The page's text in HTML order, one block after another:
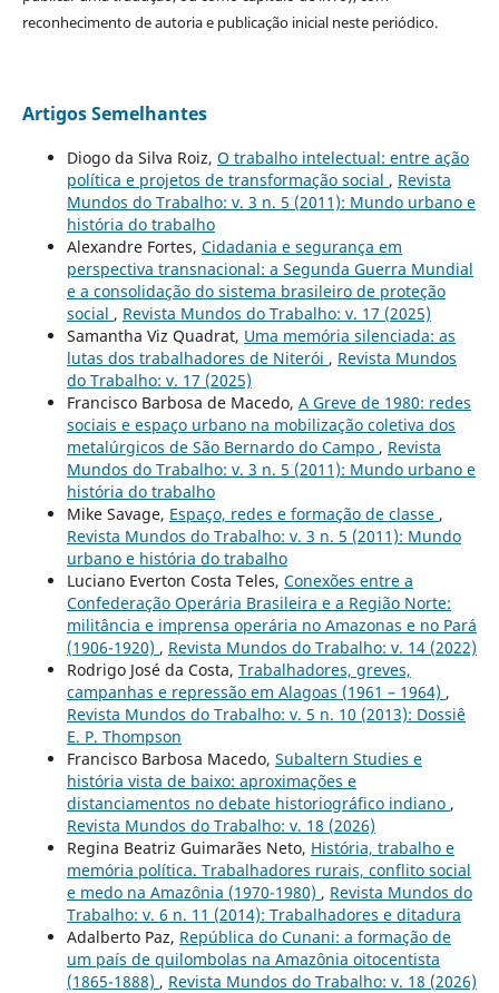
reconhecimento de autoria e publicação inicial neste periódico.
Artigos Semelhantes
Diogo da Silva Roiz, O trabalho intelectual: entre ação
política e projetos de transformação social , Revista
Mundos do Trabalho: v. 3 n. 5 (2011): Mundo urbano e
história do trabalho
Alexandre Fortes, Cidadania e segurança em
perspectiva transnacional: a Segunda Guerra Mundial
e a consolidação do sistema brasileiro de proteção
social , Revista Mundos do Trabalho: v. 17 (2025)
Samantha Viz Quadrat, Uma memória silenciada: as
lutas dos trabalhadores de Niterói , Revista Mundos
do Trabalho: v. 17 (2025)
Francisco Barbosa de Macedo, A Greve de 1980: redes
sociais e espaço urbano na mobilização coletiva dos
metalúrgicos de São Bernardo do Campo , Revista
Mundos do Trabalho: v. 3 n. 5 (2011): Mundo urbano e
história do trabalho
Mike Savage, Espaço, redes e formação de classe ,
Revista Mundos do Trabalho: v. 3 n. 5 (2011): Mundo
urbano e história do trabalho
Luciano Everton Costa Teles, Conexões entre a
Confederação Operária Brasileira e a Região Norte:
militância e imprensa operária no Amazonas e no Pará
(1906-1920) , Revista Mundos do Trabalho: v. 14 (2022)
Rodrigo José da Costa, Trabalhadores, greves,
campanhas e repressão em Alagoas (1961 – 1964) ,
Revista Mundos do Trabalho: v. 5 n. 10 (2013): Dossiê
E. P. Thompson
Francisco Barbosa Macedo, Subaltern Studies e
história vista de baixo: aproximações e
distanciamentos no debate historiográfico indiano ,
Revista Mundos do Trabalho: v. 18 (2026)
Regina Beatriz Guimarães Neto, História, trabalho e
memória política. Trabalhadores rurais, conflito social
e medo na Amazônia (1970-1980) , Revista Mundos do
Trabalho: v. 6 n. 11 (2014): Trabalhadores e ditadura
Adalberto Paz, República do Cunani: a formação de
um país de quilombolas na Amazônia oitocentista
(1865-1888) , Revista Mundos do Trabalho: v. 18 (2026)